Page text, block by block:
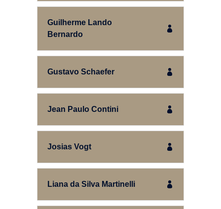
Guilherme Lando
Bernardo
Gustavo Schaefer
Jean Paulo Contini
Josias Vogt
Liana da Silva Martinelli